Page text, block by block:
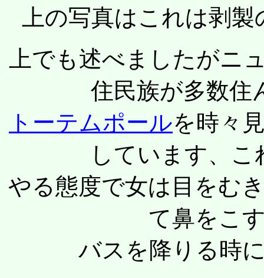
上の写真はこれは剥
上でも述べましたがニ
住民族が多数住
トーテムポールを時々
しています、
やる態度で女は目をむ
て鼻をこ
バスを降りる時